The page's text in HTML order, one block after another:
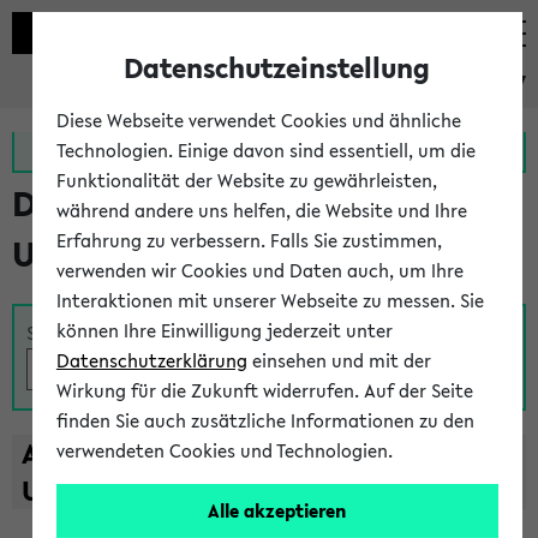
eKVV
Zur MeineUni App Zum MeineUni Portal
Das Lehrangebot der
Universität Bielefeld
Suche
A B C D E F G H I J K L M N O
U
V W X Y
Z
Datenschutzeinstellung
Diese Webseite verwendet Cookies und ähnliche
Technologien. Einige davon sind essentiell, um die
Funktionalität der Website zu gewährleisten,
während andere uns helfen, die Website und Ihre
Erfahrung zu verbessern. Falls Sie zustimmen,
verwenden wir Cookies und Daten auch, um Ihre
Interaktionen mit unserer Webseite zu messen. Sie
können Ihre Einwilligung jederzeit unter
Datenschutzerklärung einsehen und mit der
Wirkung für die Zukunft widerrufen. Auf der Seite
finden Sie auch zusätzliche Informationen zu den
verwendeten Cookies und Technologien.
Alle akzeptieren